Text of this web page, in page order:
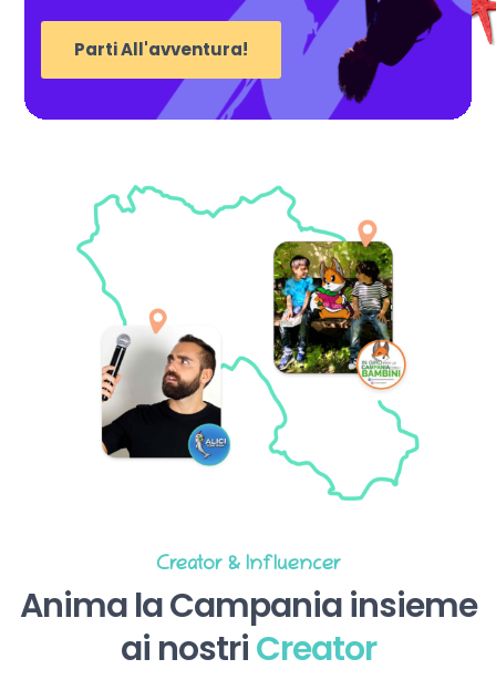
Parti All'avventura!
Creator & Influencer
Anima la Campania insieme
ai nostriCreator